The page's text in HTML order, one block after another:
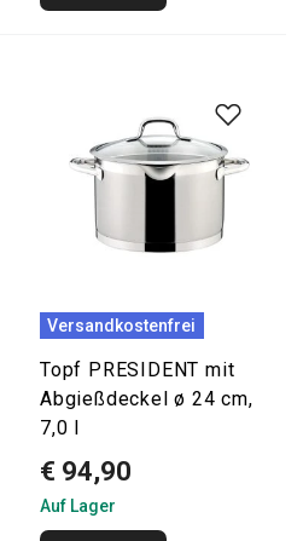
Versandkostenfrei
Topf PRESIDENT mit
Abgießdeckel ø 24 cm,
7,0 l
€ 94,90
Auf Lager